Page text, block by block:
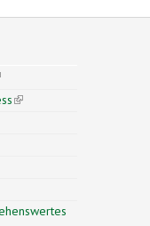
is external)
(link is external)